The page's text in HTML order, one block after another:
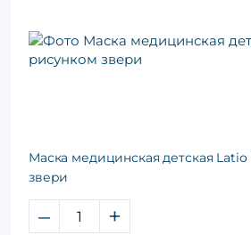
Маска медицинская детская
звери
– +